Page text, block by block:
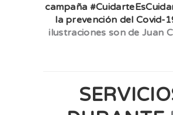
campaña
la prevención del Covid-
ilustraciones son de Juan